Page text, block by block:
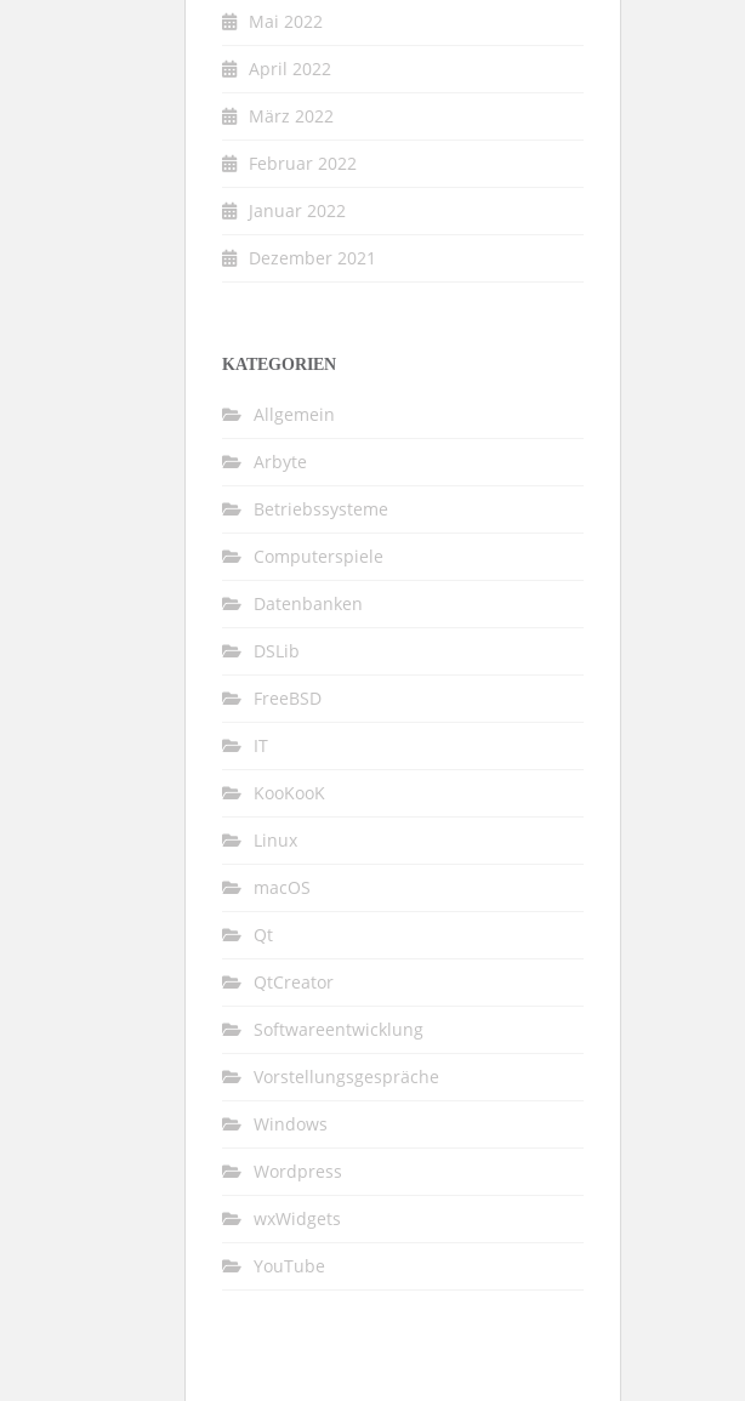
Mai 2022
April 2022
März 2022
Februar 2022
Januar 2022
Dezember 2021
KATEGORIEN
Allgemein
Arbyte
Betriebssysteme
Computerspiele
Datenbanken
DSLib
FreeBSD
IT
KooKooK
Linux
macOS
Qt
QtCreator
Softwareentwicklung
Vorstellungsgespräche
Windows
Wordpress
wxWidgets
YouTube